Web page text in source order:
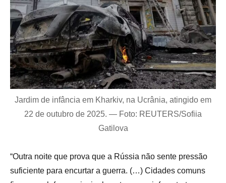
Jardim de infância em Kharkiv, na Ucrânia, atingido em
22 de outubro de 2025. — Foto: REUTERS/Sofiia
Gatilova
“Outra noite que prova que a Rússia não sente pressão
suficiente para encurtar a guerra. (…) Cidades comuns